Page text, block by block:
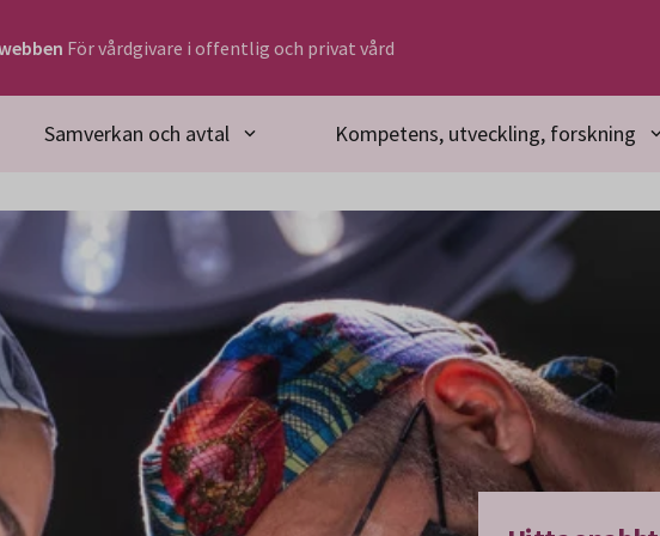
För vårdgivare i offentlig och privat vård
Samverkan och avtal Kompetens, utveckling, forskning